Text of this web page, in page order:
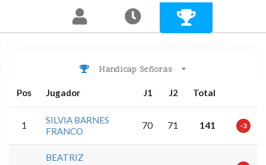
Handicap Señoras
Pos Jugador J1 J2 Total
1
SILVIA BARNES
FRANCO
70 71 141 -3
BEATRIZ